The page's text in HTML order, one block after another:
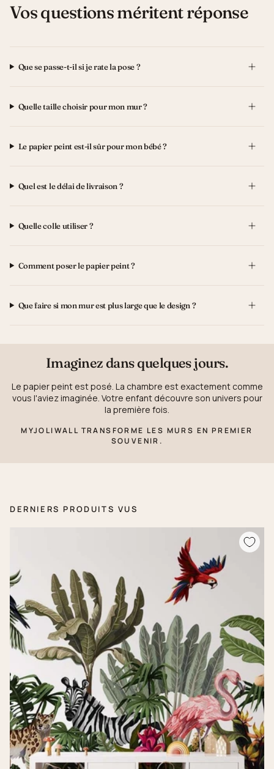
Vos questions méritent réponse
Que se passe-t-il si je rate la pose ?
Quelle taille choisir pour mon mur ?
Le papier peint est-il sûr pour mon bébé ?
Quel est le délai de livraison ?
Quelle colle utiliser ?
Comment poser le papier peint ?
Que faire si mon mur est plus large que le design ?
Imaginez dans quelques jours.
Le papier peint est posé. La chambre est exactement comme
vous l'aviez imaginée. Votre enfant découvre son univers pour
la première fois.
MYJOLIWALL TRANSFORME LES MURS EN PREMIER
SOUVENIR.
DERNIERS PRODUITS VUS